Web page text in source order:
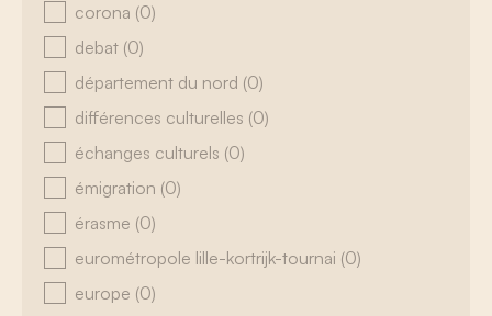
corona (0)
debat (0)
département du nord (0)
différences culturelles (0)
échanges culturels (0)
émigration (0)
érasme (0)
eurométropole lille-kortrijk-tournai (0)
europe (0)